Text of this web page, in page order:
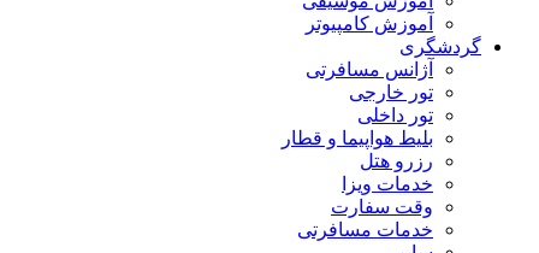
آموزش کامپیوتر
گردشگری
آژانس مسافرتی
تور خارجی
تور داخلی
بلیط هواپیما و قطار
رزرو هتل
خدمات ویزا
وقت سفارت
خدمات مسافرتی